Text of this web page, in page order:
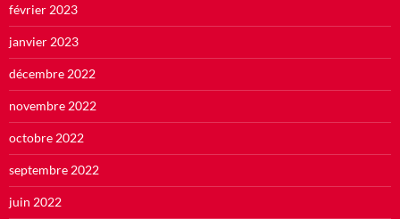
février 2023
janvier 2023
décembre 2022
novembre 2022
octobre 2022
septembre 2022
juin 2022